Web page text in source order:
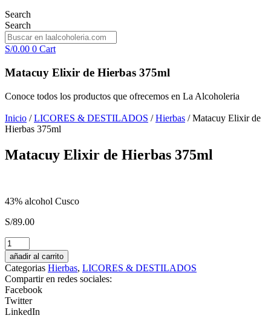
Search
Search
S/0.00 0 Cart
Matacuy Elixir de Hierbas 375ml
Conoce todos los productos que ofrecemos en La Alcoholeria
Inicio /LICORES & DESTILADOS /Hierbas / Matacuy Elixir de
Hierbas 375ml
Matacuy Elixir de Hierbas 375ml
43% alcohol Cusco
S/89.00
Pisco
Tacama
Demonio
de
los
Andes
Quebranta
cantidad
añadir al carrito
Categorias Hierbas, LICORES & DESTILADOS
Compartir en redes sociales:
Facebook
Twitter
LinkedIn